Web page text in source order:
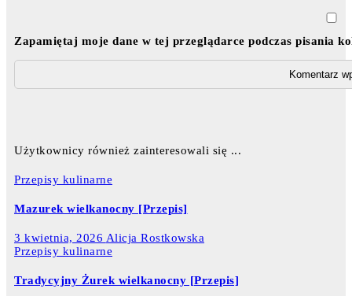
Zapamiętaj moje dane w tej przeglądarce podczas pisania
Użytkownicy również zainteresowali się ...
Przepisy kulinarne
Mazurek wielkanocny [Przepis]
3 kwietnia, 2026 Alicja Rostkowska
Przepisy kulinarne
Tradycyjny Żurek wielkanocny [Przepis]